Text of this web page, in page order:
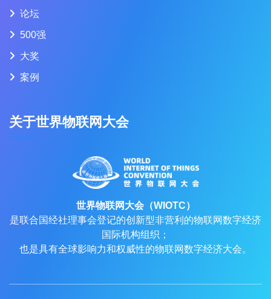
论坛
500强
大奖
案例
关于世界物联网大会
世界物联网大会（WIOTC）
是联合国经社理事会登记的创新型非营利的物联网数字经济
国际机构组织；
也是具有全球影响力和权威性的物联网数字经济大会。